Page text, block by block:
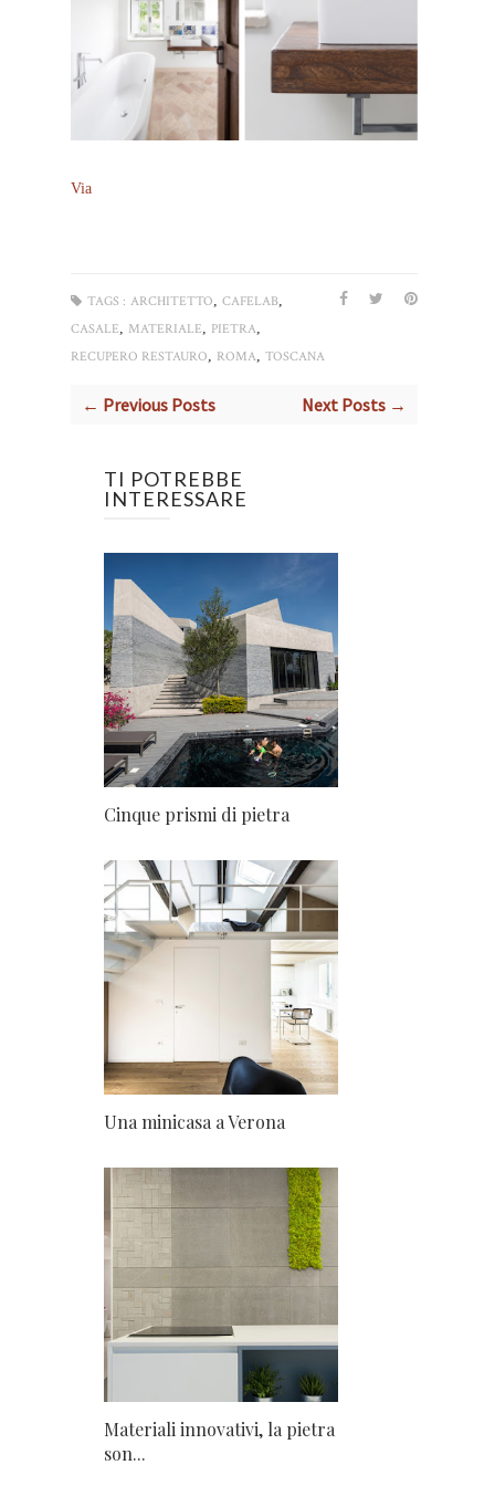
Via
TAGS : ARCHITETTO CAFELAB
CASALE
MATERIALE PIETRA
RECUPERO RESTAURO
ROMA TOSCANA
← Previous Posts Next Posts →
TI POTREBBE
INTERESSARE
Cinque prismi di pietra
Una minicasa a Verona
Materiali innovativi, la pietra
son...